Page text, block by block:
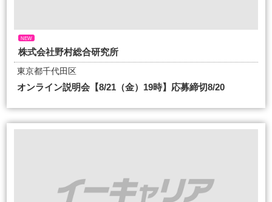
NEW
株式会社野村総合研究所
東京都千代田区
オンライン説明会【8/21（金）19時】応募締切8/20